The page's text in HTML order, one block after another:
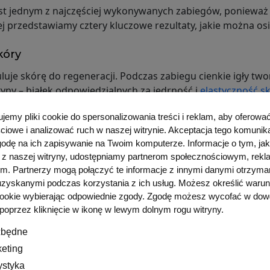
pliki cookie do spersonalizowania treści i reklam, aby
i analizować ruch w naszej witrynie. Akceptacja tego
na ich zapisywanie na Twoim komputerze. Informacje o tym, jak
naszej witryny, udostępniamy partnerom społecznościowym,
Partnerzy mogą połączyć te informacje z innymi danymi
podczas korzystania z ich usług. Możesz określić
wybierając odpowiednie zgody. Zgodę możesz wycofać w
kliknięcie w ikonę w lewym dolnym rogu witryny.
jednym z najczęściej wykonywanych zabiegów,
przedstawiamy cztery kluczowe rezultaty, jakie można
skórę do regeneracji. Podczas zabiegu cienkie igły
– białek odpowiedzialnych za jędrność ielastyczność
wykonywanie zabiegów prowadzi do
mniej widoczne. W Kajla Estetic stosowane są
odmłodzenia.
mikroigłowa, jest spłycenie drobnych
pracy, co zwiększa produkcję nowych włókien
dniach, ale pełny efekt widać po kilku tygodniach,
sprawdza się seria 3–5 zabiegów, wykonywanych w
osiągnąć maksymalne efekty przy zachowaniu